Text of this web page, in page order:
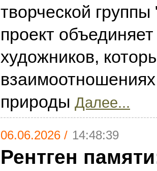
творческой
проект
художников,
природы Далее...
06.06.2026 / 14:48:39
Рентген